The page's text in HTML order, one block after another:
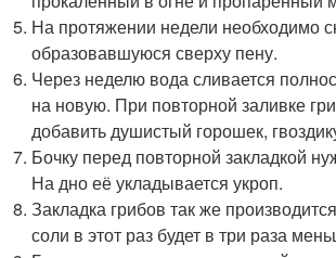
На протяжении недели необходимо
образовавшуюся сверху пену.
Через неделю вода сливается
на новую. При повторной заливке
добавить душистый горошек,
Бочку перед повторной закладкой
На дно её укладывается укроп.
Закладка грибов так же
соли в этот раз будет в три раза